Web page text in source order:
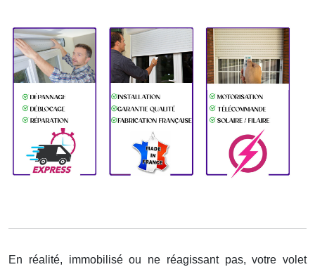
En réalité, immobilisé ou ne réagissant pas, votre volet